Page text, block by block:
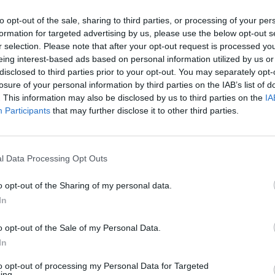
opt-out of the sale, sharing to third parties, or processing of your
for targeted advertising by us, please use the below opt-out
selection. Please note that after your opt-out request is processed
interest-based ads based on personal information utilized by us
to third parties prior to your opt-out. You may separately
of your personal information by third parties on the IAB’s list of
This information may also be disclosed by us to third parties on the
Participants that may further disclose it to other third parties.
Data Processing Opt Outs
opt-out of the Sharing of my personal data.
opt-out of the Sale of my Personal Data.
opt-out of processing my Personal Data for Targeted
2021 € 1.423.956 —
— — —
€ 2.470.959
Fatturato per dipendente
pubblici per un totale di 4.639.571 euro (2023–2024).
per la formazione
esentati ai s
FONDO FOR.TE 12.210